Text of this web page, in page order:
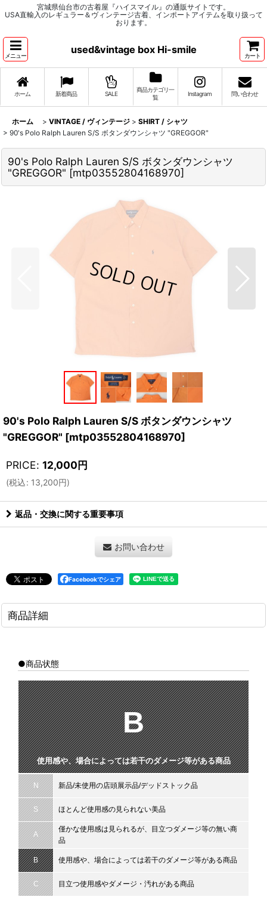
宮城県仙台市の古着屋『ハイスマイル』の通販サイトです。
USA直輸入のレギュラー＆ヴィンテージ古着、インポートアイテムを取り扱って
おります。
メニュー
used&vintage box Hi-smile
カート
ホーム 新着商品 SALE
商品カテゴリ一
覧
Instagram 問い合わせ
ホーム > VINTAGE / ヴィンテージ > SHIRT / シャツ
> 90's Polo Ralph Lauren S/S ボタンダウンシャツ "GREGGOR"
90's Polo Ralph Lauren S/S ボタンダウンシャツ
"GREGGOR" [mtp03552804168970]
90's Polo Ralph Lauren S/S ボタンダウンシャツ
"GREGGOR" [mtp03552804168970]
PRICE: 12,000円
(税込: 13,200円)
返品・交換に関する重要事項
お問い合わせ
Facebookでシェア
商品詳細
●商品状態
B
使用感や、場合によっては若干のダメージ等がある商品
N 新品/未使用の店頭展示品/デッドストック品
S ほとんど使用感の見られない美品
A
僅かな使用感は見られるが、目立つダメージ等の無い商
品
B 使用感や、場合によっては若干のダメージ等がある商品
C 目立つ使用感やダメージ・汚れがある商品